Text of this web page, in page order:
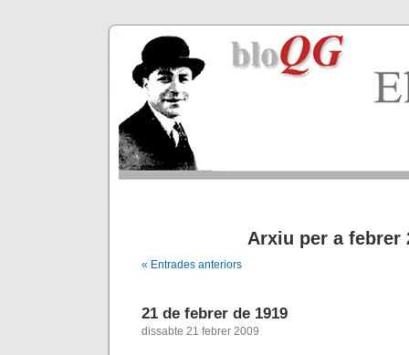
Arxiu per a febrer
« Entrades anteriors
21 de febrer de 1919
dissabte 21 febrer 2009